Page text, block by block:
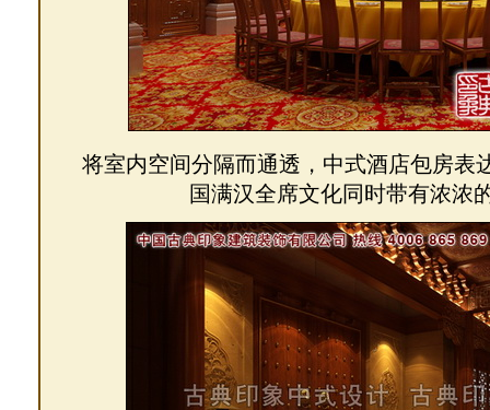
将室内空间分隔而通透，中式酒店包房表
国满汉全席文化同时带有浓浓